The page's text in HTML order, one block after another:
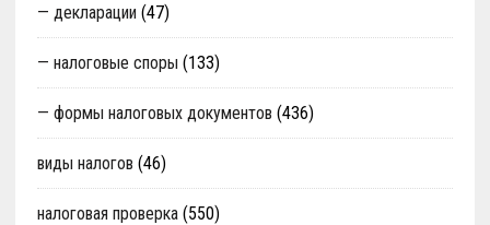
— декларации (47)
— налоговые споры (133)
— формы налоговых документов (436)
виды налогов (46)
налоговая проверка(550)